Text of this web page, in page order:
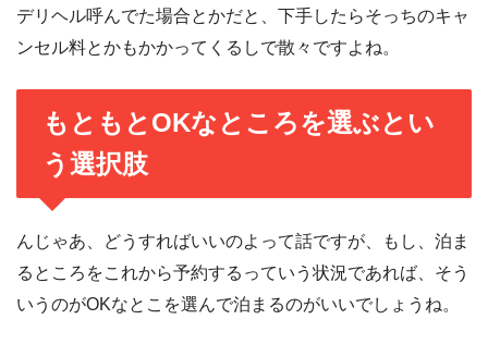
デリヘル呼んでた場合とかだと、下手したらそっちのキャ
ンセル料とかもかかってくるしで散々ですよね。
もともとOKなところを選ぶとい
う選択肢
んじゃあ、どうすればいいのよって話ですが、もし、泊ま
るところをこれから予約するっていう状況であれば、そう
いうのがOKなとこを選んで泊まるのがいいでしょうね。